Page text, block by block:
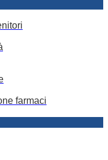
farmaci